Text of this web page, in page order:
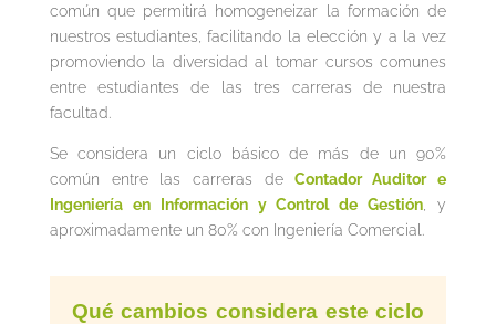
común que permitirá homogeneizar la formación de
nuestros estudiantes, facilitando la elección y a la vez
promoviendo la diversidad al tomar cursos comunes
entre estudiantes de las tres carreras de nuestra
facultad.
Se considera un ciclo básico de más de un 90%
común entre las carreras deContador Auditor e
Ingeniería en Información y Control de Gestión , y
aproximadamente un 80% con Ingeniería Comercial.
Qué cambios considera este ciclo